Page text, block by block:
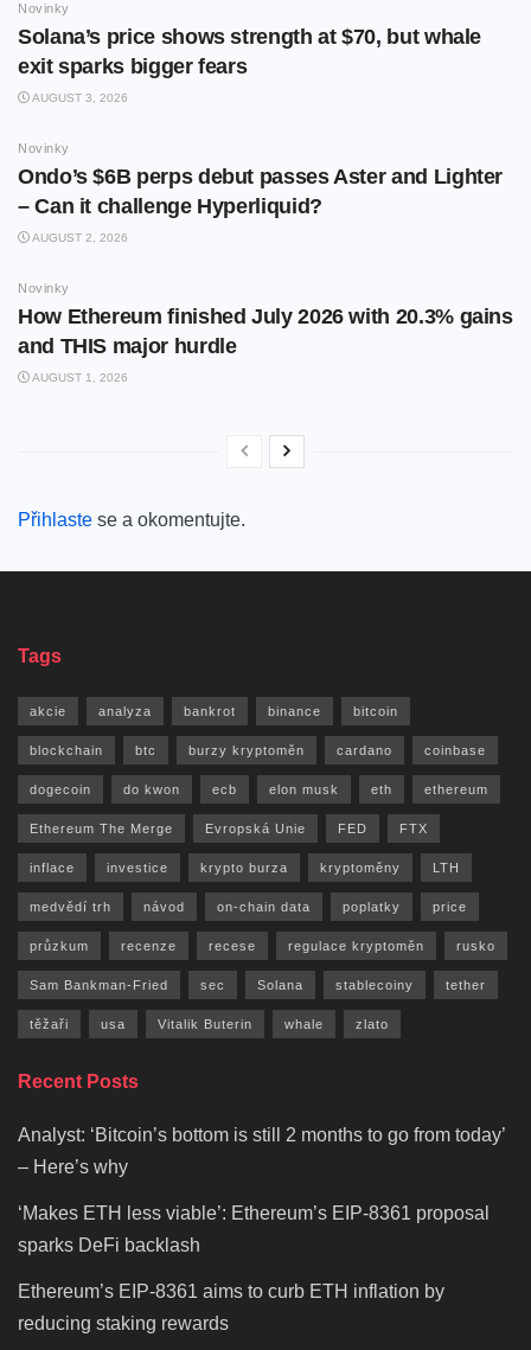
Novinky
Solana’s price shows strength at $70, but whale
exit sparks bigger fears
AUGUST 3, 2026
Novinky
Ondo’s $6B perps debut passes Aster and Lighter
– Can it challenge Hyperliquid?
AUGUST 2, 2026
Novinky
How Ethereum finished July 2026 with 20.3% gains
and THIS major hurdle
AUGUST 1, 2026
Přihlaste se a okomentujte.
Tags
akcie analyza bankrot binance bitcoin
blockchain btc burzy kryptoměn cardano coinbase
dogecoin do kwon ecb elon musk eth ethereum
Ethereum The Merge Evropská Unie FED FTX
inflace investice krypto burza kryptoměny LTH
medvědí trh návod on-chain data poplatky price
průzkum recenze recese regulace kryptoměn rusko
Sam Bankman-Fried sec Solana stablecoiny tether
těžaři usa Vitalik Buterin whale zlato
Recent Posts
Analyst: ‘Bitcoin’s bottom is still 2 months to go from today’
– Here’s why
‘Makes ETH less viable’: Ethereum’s EIP-8361 proposal
sparks DeFi backlash
Ethereum’s EIP-8361 aims to curb ETH inflation by
reducing staking rewards